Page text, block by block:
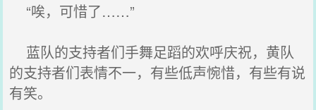
“唉，可惜了……”
蓝队的支持者们手舞足蹈的欢呼庆祝，黄队
的支持者们表情不一，有些低声惋惜，有些有说
有笑。